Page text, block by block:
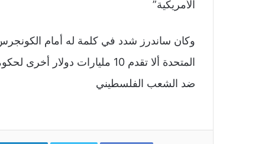
الأمريكية”
وكان ساندرز شدد في كلمة له أمام
المتحدة ألا تقدم 10 مليارات
ضد الشعب الفلسطيني